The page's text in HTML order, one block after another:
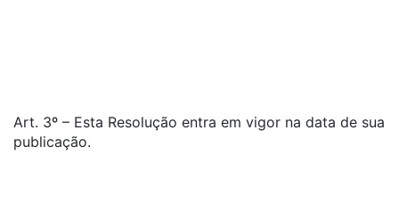
Art. 3º – Esta Resolução entra em vigor na data de sua
publicação.